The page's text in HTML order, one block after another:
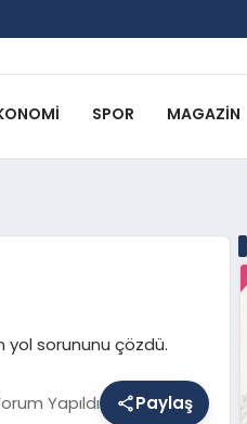
SPOR MAGAZIN
yol sorununu çözdü.
Yapıldı Paylaş